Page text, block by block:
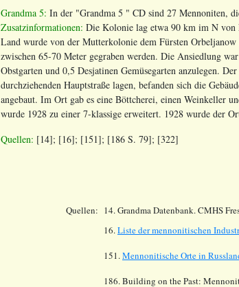
Grandma 5: In der "Grandma 5 " CD sind 27 Mennoniten,
Zusatzinformationen: Die Kolonie lag etwa 90 km im N von
Land wurde von der Mutterkolonie dem Fürsten
zwischen 65-70 Meter gegraben werden. Die Ansiedlung
Obstgarten und 0,5 Desjatinen Gemüsegarten anzulegen.
durchziehenden Hauptstraße lagen, befanden sich die
angebaut. Im Ort gab es eine Böttcherei, einen Weinkeller
wurde 1928 zu einer 7-klassige erweitert. 1928 wurde der
Quellen: [14]; [16]; [151]; [186 S. 79]; [322]
Quellen: 14.Grandma Datenbank. CMHS
16.Liste der mennonitischen
151.Mennonitische Orte in
186. Building on the Past: